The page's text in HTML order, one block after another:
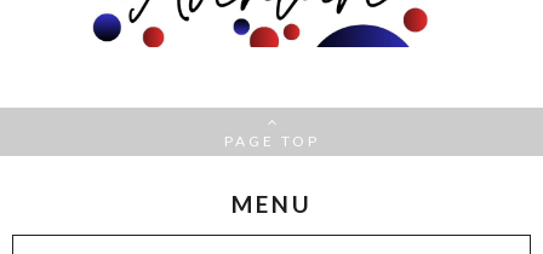
PAGE TOP
MENU